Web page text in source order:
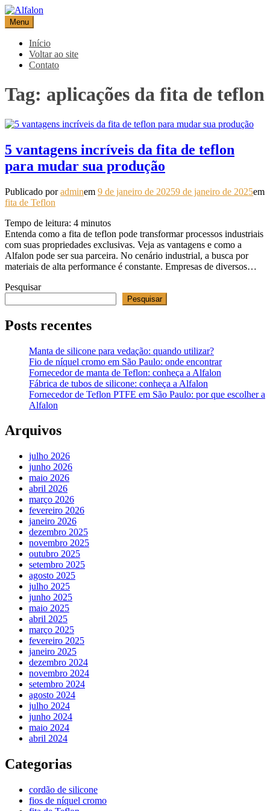
Pular
para
o
conteúdo
Alfalon
comércio e serviços pertinentes aos produtos de embalagens
Menu
Início
Voltar ao site
Contato
Tag: aplicações da fita de teflon
5 vantagens incríveis da fita de teflon
para mudar sua produção
Publicado poradminem 9 de janeiro de 20259 de janeiro de 2025em
fita de Teflon
Tempo de leitura: 4 minutos
Entenda como a fita de teflon pode transformar processos industriais
com suas propriedades exclusivas. Veja as vantagens e como a
Alfalon pode ser sua parceira. No cenário industrial, a busca por
materiais de alta performance é constante. Empresas de diversos…
Pesquisar
Pesquisar
Posts recentes
Manta de silicone para vedação: quando utilizar?
Fio de níquel cromo em São Paulo: onde encontrar
Fornecedor de manta de Teflon: conheça a Alfalon
Fábrica de tubos de silicone: conheça a Alfalon
Fornecedor de Teflon PTFE em São Paulo: por que escolher a
Alfalon
Arquivos
julho 2026
junho 2026
maio 2026
abril 2026
março 2026
fevereiro 2026
janeiro 2026
dezembro 2025
novembro 2025
outubro 2025
setembro 2025
agosto 2025
julho 2025
junho 2025
maio 2025
abril 2025
março 2025
fevereiro 2025
janeiro 2025
dezembro 2024
novembro 2024
setembro 2024
agosto 2024
julho 2024
junho 2024
maio 2024
abril 2024
Categorias
cordão de silicone
fios de níquel cromo